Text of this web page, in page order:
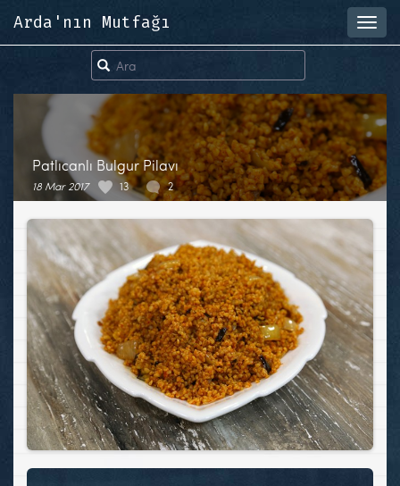
Arda'nın Mutfağı
Patlıcanlı Bulgur Pilavı
18 Mar 2017 13 2